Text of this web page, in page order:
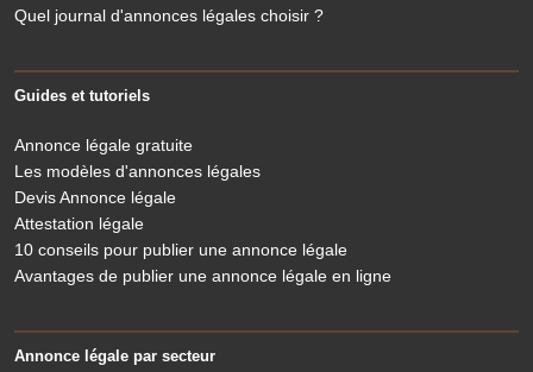
Quel journal d'annonces légales choisir ?
Guides et tutoriels
Annonce légale gratuite
Les modèles d'annonces légales
Devis Annonce légale
Attestation légale
10 conseils pour publier une annonce légale
Avantages de publier une annonce légale en ligne
Annonce légale par secteur